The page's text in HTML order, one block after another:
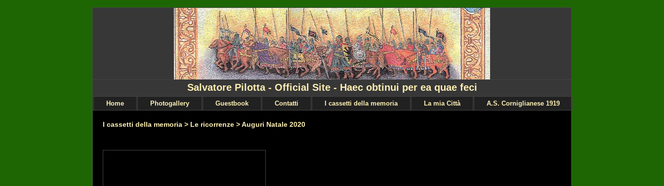
Salvatore Pilotta - Official Site - Haec obtinui per ea quae feci
Home Photogallery Guestbook Contatti I cassetti della memoria La mia Città A.S. Corniglianese 1919
I cassetti della memoria > Le ricorrenze >Auguri Natale 2020